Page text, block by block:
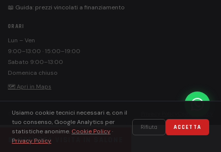
Usiamo cookie tecnici necessari e, con il
tuo consenso, Google Analytics per
statistiche anonime. Cookie Policy·
Privacy Policy
Rifiuta ACCETTA
📖 Guida: prezzi vincolati a finanziamento
ORARI
Lun – Ven
9:00–13:00 · 15:00–19:00
Sabato 9:00–13:00
Domenica chiuso
🗺 Apri in Maps
©Donolauto S.r.l. · PEC: donolautosrl@pec.it
📅 PRENOTA VISITA IN SALONE